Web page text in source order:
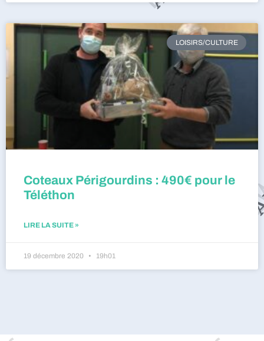
LOISIRS/CULTURE
Coteaux Périgourdins : 490€ pour le
Téléthon
LIRE LA SUITE »
19 décembre 2020 19h01